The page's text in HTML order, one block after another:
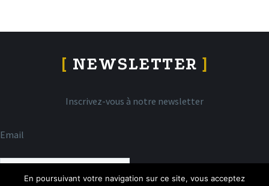
le jeudi 26 mars…
[ NEWSLETTER ]
Inscrivez-vous à notre newsletter
Email
En poursuivant votre navigation sur ce site, vous acceptez